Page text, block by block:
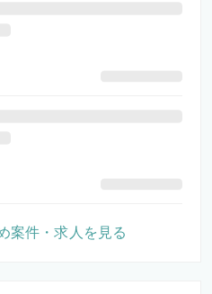
案件・求人を見る